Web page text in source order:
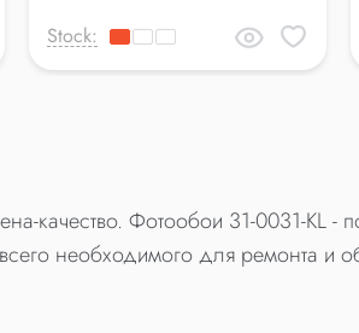
Stock:
качество. Фотообои 31-0031-KL -
необходимого для ремонта и